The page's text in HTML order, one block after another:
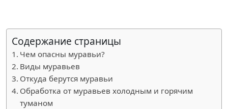
Содержание страницы
Чем опасны муравьи?
Виды муравьев
Откуда берутся муравьи
Обработка от муравьев холодным и горячим
туманом